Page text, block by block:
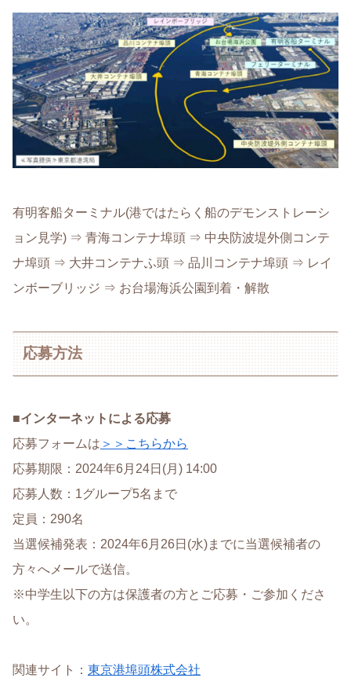
有明客船ターミナル(港ではたらく船のデモンストレーシ
ョン見学) ⇒ 青海コンテナ埠頭 ⇒ 中央防波堤外側コンテ
ナ埠頭 ⇒ 大井コンテナふ頭 ⇒ 品川コンテナ埠頭 ⇒ レイ
ンボーブリッジ ⇒ お台場海浜公園到着・解散
応募方法
■インターネットによる応募
応募フォームは ＞＞こちらから
応募期限：2024年6月24日(月) 14:00
応募人数：1グループ5名まで
定員：290名
当選候補発表：2024年6月26日(水)までに当選候補者の
方々へメールで送信。
※中学生以下の方は保護者の方とご応募・ご参加くださ
い。
関連サイト： 東京港埠頭株式会社